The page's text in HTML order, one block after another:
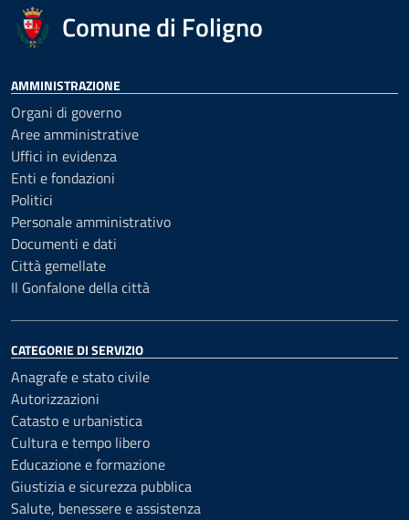
Comune di Foligno
AMMINISTRAZIONE
Organi di governo
Aree amministrative
Uffici in evidenza
Enti e fondazioni
Politici
Personale amministrativo
Documenti e dati
Città gemellate
Il Gonfalone della città
CATEGORIE DI SERVIZIO
Anagrafe e stato civile
Autorizzazioni
Catasto e urbanistica
Cultura e tempo libero
Educazione e formazione
Giustizia e sicurezza pubblica
Salute, benessere e assistenza